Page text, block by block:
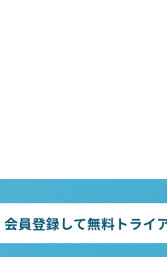
会員登録して無料トライ